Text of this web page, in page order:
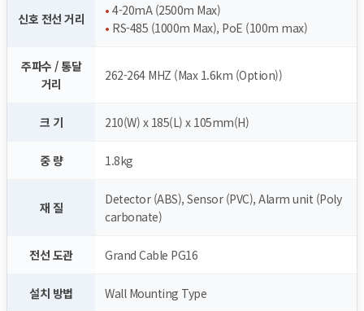
신호 전선 거리
• 4-20mA (2500m Max)
• RS-485 (1000m Max), PoE (100m max)
주파수 / 통달
거리
262-264 MHZ (Max 1.6km (Option))
크 기 210(W) x 185(L) x 105mm(H)
중 량 1.8kg
재 질
Detector (ABS), Sensor (PVC), Alarm unit (Poly
carbonate)
전선 도관 Grand Cable PG16
설치 방법
Wall Mounting Type